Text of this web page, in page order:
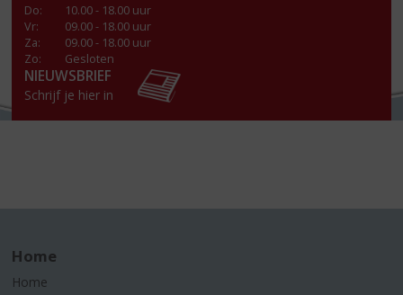
Do:
10.00 - 18.00 uur
Vr:
09.00 - 18.00 uur
Za:
09.00 - 18.00 uur
Zo:
Gesloten
NIEUWSBRIEF
Schrijf je hier in
Home
Home